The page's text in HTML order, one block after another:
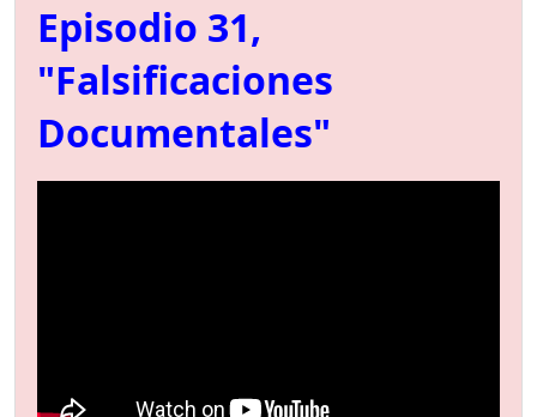
Episodio 31,
"Falsificaciones
Documentales"